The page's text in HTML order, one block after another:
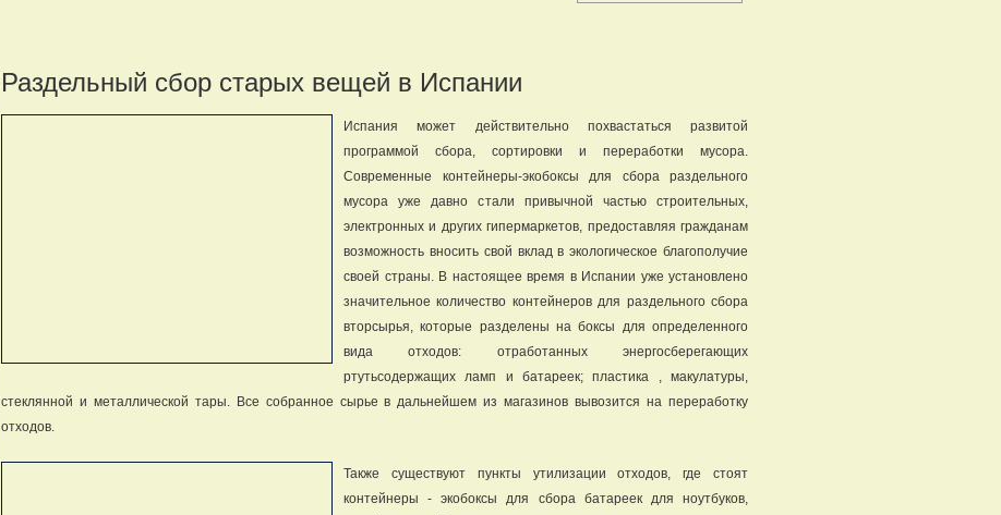
Раздельный сбор старых вещей в Испании
Испания может действительно похвастаться развитой
программой сбора, сортировки и переработки мусора.
Современные контейнеры-экобоксы для сбора раздельного
мусора уже давно стали привычной частью строительных,
электронных и других гипермаркетов, предоставляя гражданам
возможность вносить свой вклад в экологическое благополучие
своей страны. В настоящее время в Испании уже установлено
значительное количество контейнеров для раздельного сбора
вторсырья, которые разделены на боксы для определенного
вида отходов: отработанных энергосберегающих
ртутьсодержащих ламп и батареек; пластика , макулатуры,
стеклянной и металлической тары. Все собранное сырье в дальнейшем из магазинов вывозится на переработку
отходов.
Также существуют пункты утилизации отходов, где стоят
контейнеры - экобоксы для сбора батареек для ноутбуков,